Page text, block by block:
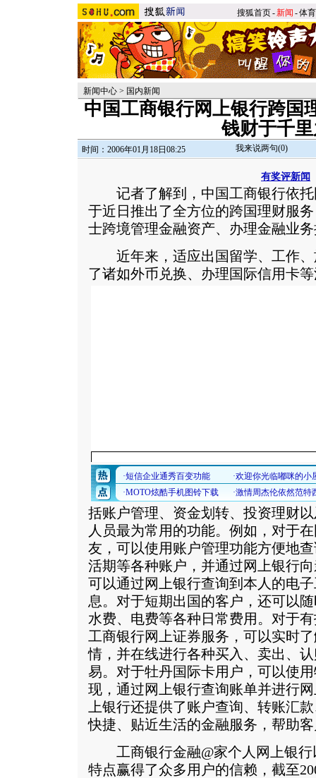
搜狐首页-新闻 -体育
新闻中心 > 国内新闻
中国工商银行网上银行跨国
钱财于千
时间：2006年01月18日08:25 我来说两句(0)
有奖评新闻
记者了解到，中国工商银行依托
于近日推出了全方位的跨国理财服
士跨境管理金融资产、办理金融业
近年来，适应出国留学、工作、
了诸如外币兑换、办理国际信用卡
括账户管理、资金划转、投资理财
人员最为常用的功能。例如，对于
友，可以使用账户管理功能方便地
活期等各种账户，并通过网上银行
可以通过网上银行查询到本人的电
息。对于短期出国的客户，还可以
水费、电费等各种日常费用。对于
工商银行网上证券服务，可以实时
情，并在线进行各种买入、卖出、
易。对于牡丹国际卡用户，可以使
现，通过网上银行查询账单并进行
上银行还提供了账户查询、转账汇
快捷、贴近生活的金融服务，帮助
工商银行金融@家个人网上银行
特点赢得了众多用户的信赖，截至